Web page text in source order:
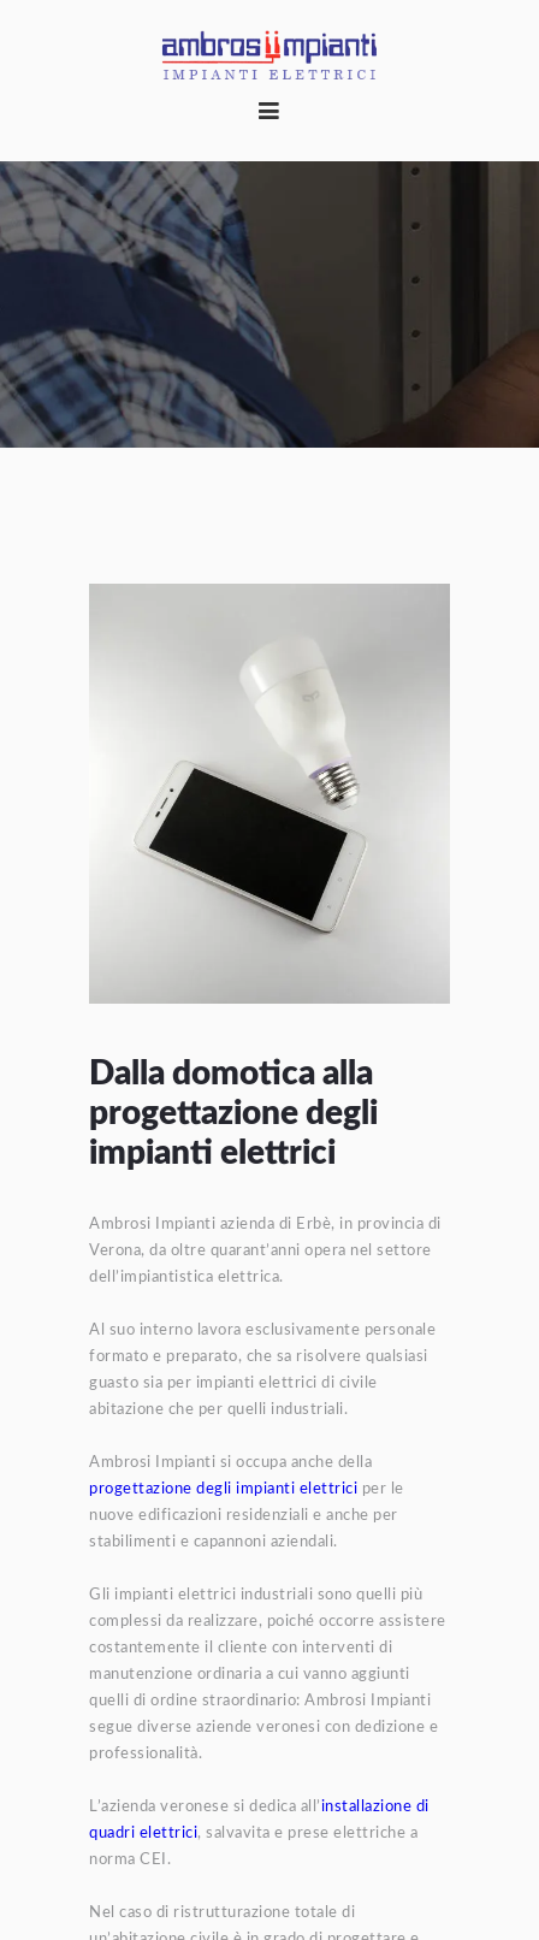
HOME
CHI SIAMO
REALIZZAZIONI
CONTATTI
Dalla domotica alla
progettazione degli
impianti elettrici
Ambrosi Impianti azienda di Erbè, in provincia di
Verona, da oltre quarant’anni opera nel settore
dell’impiantistica elettrica.
Al suo interno lavora esclusivamente personale
formato e preparato, che sa risolvere qualsiasi
guasto sia per impianti elettrici di civile
abitazione che per quelli industriali.
Ambrosi Impianti si occupa anche della
progettazione degli impianti elettrici per le
nuove edificazioni residenziali e anche per
stabilimenti e capannoni aziendali.
Gli impianti elettrici industriali sono quelli più
complessi da realizzare, poiché occorre assistere
costantemente il cliente con interventi di
manutenzione ordinaria a cui vanno aggiunti
quelli di ordine straordinario: Ambrosi Impianti
segue diverse aziende veronesi con dedizione e
professionalità.
L’azienda veronese si dedica all’installazione di
quadri elettrici, salvavita e prese elettriche a
norma CEI.
Nel caso di ristrutturazione totale di